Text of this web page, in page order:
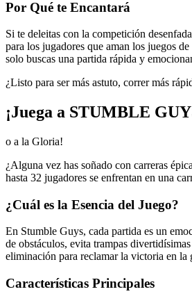
Por Qué te Encantará
Si te deleitas con la competición
para los jugadores que aman los juegos
solo buscas una partida rápida y
¿Listo para ser más astuto, correr más
¡Juega a STUMBLE
o a la Gloria!
¿Alguna vez has soñado con carreras
hasta 32 jugadores se enfrentan en una
¿Cuál es la Esencia del Juego?
En Stumble Guys, cada partida es un
de obstáculos, evita trampas
eliminación para reclamar la victoria en la
Características Principales